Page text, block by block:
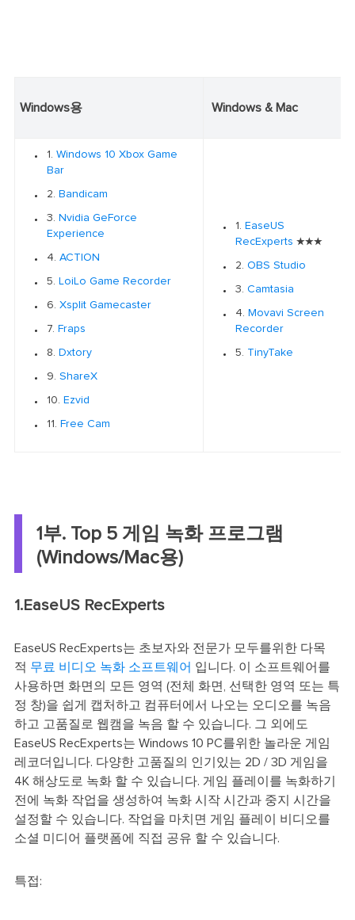
Windows용 Windows & Mac
1. Windows 10 Xbox Game
Bar
2. Bandicam
3. Nvidia GeForce
Experience
4. ACTION
5. LoiLo Game Recorder
6. Xsplit Gamecaster
7. Fraps
8. Dxtory
9. ShareX
10. Ezvid
11. Free Cam
1. EaseUS
RecExperts ★★★
2. OBS Studio
3. Camtasia
4. Movavi Screen
Recorder
5. TinyTake
1부. Top 5 게임 녹화 프로그램
(Windows/Mac용)
1.EaseUS RecExperts
EaseUS RecExperts는 초보자와 전문가 모두를위한 다목
적 무료 비디오 녹화 소프트웨어 입니다. 이 소프트웨어를
사용하면 화면의 모든 영역 (전체 화면, 선택한 영역 또는 특
정 창)을 쉽게 캡처하고 컴퓨터에서 나오는 오디오를 녹음
하고 고품질로 웹캠을 녹음 할 수 있습니다. 그 외에도
EaseUS RecExperts는 Windows 10 PC를위한 놀라운 게임
레코더입니다. 다양한 고품질의 인기있는 2D / 3D 게임을
4K 해상도로 녹화 할 수 있습니다. 게임 플레이를 녹화하기
전에 녹화 작업을 생성하여 녹화 시작 시간과 중지 시간을
설정할 수 있습니다. 작업을 마치면 게임 플레이 비디오를
소셜 미디어 플랫폼에 직접 공유 할 수 있습니다.
특접: